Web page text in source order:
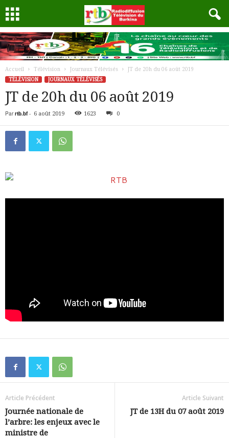
Accueil Télévision Journaux Télévisés
JT de 20h du 06 août 2019
TÉLÉVISION
JOURNAUX TÉLÉVISÉS
JT de 20h du 06 août 2019
Par rtb.bf- 6 août 2019 1623 0
Article Précédent
Journée nationale de
l’arbre: les enjeux avec le
ministre de
Article Suivant
JT de 13H du 07 août 2019